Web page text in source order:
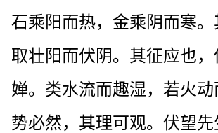
石乘阳而热，金乘阴而寒。
取壮阳而伏阴。其征应也
婵。类水流而趣湿，若火
势必然，其理可观。伏望